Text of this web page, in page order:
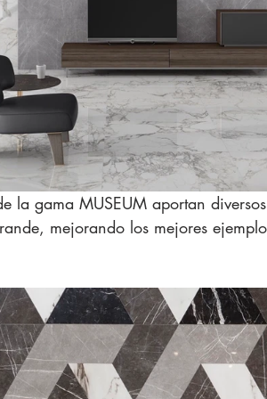
la gama MUSEUM aportan
mejorando los mejores